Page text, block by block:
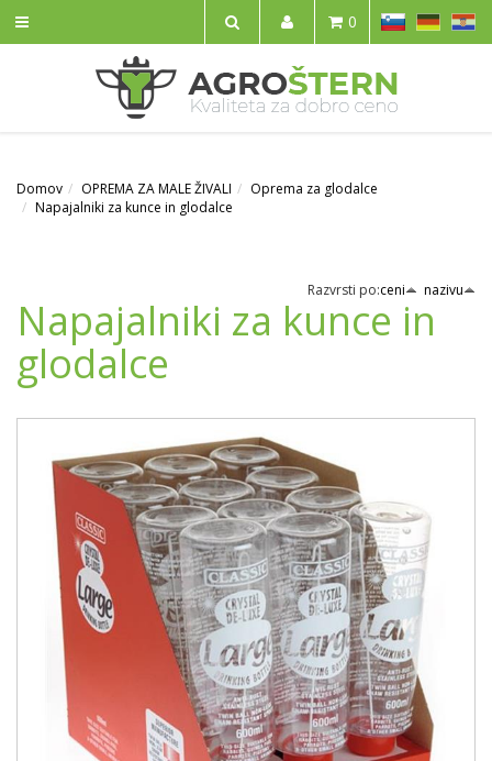
IŠČI
SL HR
0
Domov OPREMA ZA MALE ŽIVALI
Oprema za glodalce
Napajalniki za kunce in glodalce
Razvrsti po:ceni nazivu
Napajalniki za kunce in
glodalce